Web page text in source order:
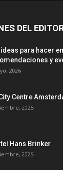
DEL
ideas para hacer
y
2026
Centre
2025
Hans Brinker
2025